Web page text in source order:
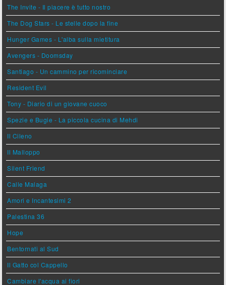
The Invite - Il piacere è tutto nostro
The Dog Stars - Le stelle dopo la fine
Hunger Games - L'alba sulla mietitura
Avengers - Doomsday
Santiago - Un cammino per ricominciare
Resident Evil
Tony - Diario di un giovane cuoco
Spezie e Bugie - La piccola cucina di Mehdi
Il Cileno
Il Malloppo
Silent Friend
Calle Malaga
Amori e Incantesimi 2
Palestina 36
Hope
Bentornati al Sud
Il Gatto col Cappello
Cambiare l'acqua ai fiori